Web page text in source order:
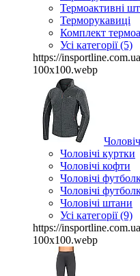
Термоактивні
Терморукавиці
Комплект
Усі категорії (5)
https://
100x100.webp
Чоловічі куртки
Чоловічі кофти
Чоловічі
Чоловічі
Чоловічі штани
Усі категорії (9)
https://
100x100.webp